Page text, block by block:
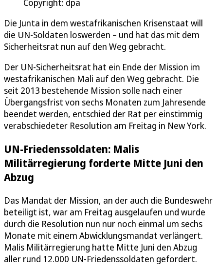
Copyright: dpa
Die Junta in dem westafrikanischen Krisenstaat will
die UN-Soldaten loswerden – und hat das mit dem
Sicherheitsrat nun auf den Weg gebracht.
Der UN-Sicherheitsrat hat ein Ende der Mission im
westafrikanischen Mali auf den Weg gebracht. Die
seit 2013 bestehende Mission solle nach einer
Übergangsfrist von sechs Monaten zum Jahresende
beendet werden, entschied der Rat per einstimmig
verabschiedeter Resolution am Freitag in New York.
UN-Friedenssoldaten: Malis
Militärregierung forderte Mitte Juni den
Abzug
Das Mandat der Mission, an der auch die Bundeswehr
beteiligt ist, war am Freitag ausgelaufen und wurde
durch die Resolution nun nur noch einmal um sechs
Monate mit einem Abwicklungsmandat verlängert.
Malis Militärregierung hatte Mitte Juni den Abzug
aller rund 12.000 UN-Friedenssoldaten gefordert.